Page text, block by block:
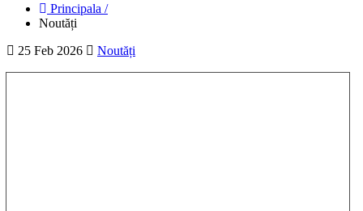
Principala /
Noutăți
25 Feb 2026
Noutăți